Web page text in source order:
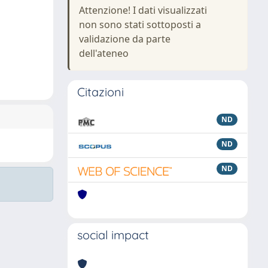
Attenzione! I dati visualizzati
non sono stati sottoposti a
validazione da parte
dell'ateneo
Citazioni
ND
ND
ND
social impact